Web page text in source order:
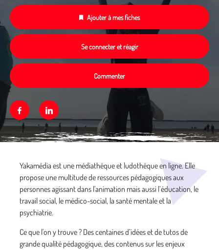
Ajouter à mes fiches
Se connecter et réagir
Commenter
FacebookLinkedin
Yakamédia est une médiathèque et ludothèque en ligne. Elle
propose une multitude de ressources pédagogiques aux
personnes agissant dans l'animation mais aussi l’éducation, le
travail social, le médico-social, la santé mentale et la
psychiatrie.
Ce que l'on y trouve ? Des centaines d’idées et de tutos de
grande qualité pédagogique, des contenus sur les enjeux